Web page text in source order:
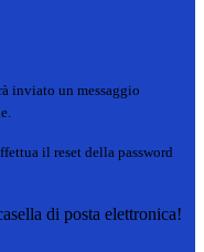
inviato un messaggio
il reset della password
di posta elettronica!